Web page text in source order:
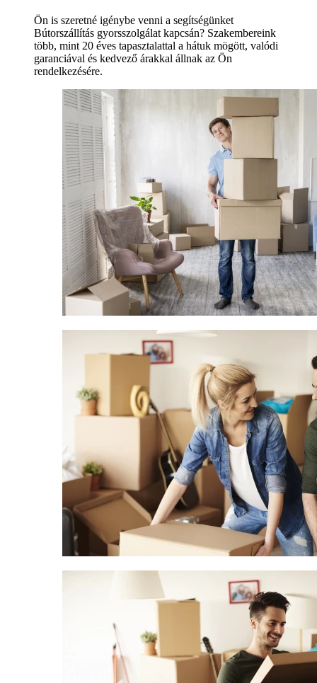
Ön is szeretné igénybe venni a segítségünket
Bútorszállítás gyorsszolgálat kapcsán? Szakembereink
több, mint 20 éves tapasztalattal a hátuk mögött, valódi
garanciával és kedvező árakkal állnak az Ön
rendelkezésére.